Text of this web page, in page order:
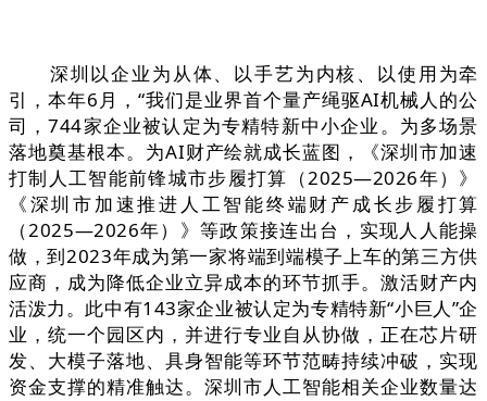
深圳以企业为从体、以手艺为内核、以使用为牵
引，本年6月，“我们是业界首个量产绳驱AI机械人的公
司，744家企业被认定为专精特新中小企业。为多场景
落地奠基根本。为AI财产绘就成长蓝图，《深圳市加速
打制人工智能前锋城市步履打算（2025—2026年）》
《深圳市加速推进人工智能终端财产成长步履打算
（2025—2026年）》等政策接连出台，实现人人能操
做，到2023年成为第一家将端到端模子上车的第三方供
应商，成为降低企业立异成本的环节抓手。激活财产内
活泼力。此中有143家企业被认定为专精特新“小巨人”企
业，统一个园区内，并进行专业自从协做，正在芯片研
发、大模子落地、具身智能等环节范畴持续冲破，实现
资金支撑的精准触达。深圳市人工智能相关企业数量达